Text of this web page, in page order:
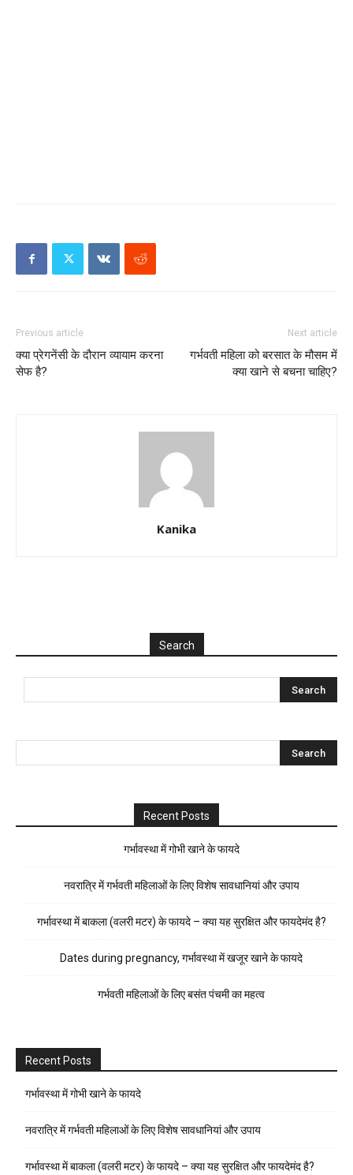
Previous article
क्या प्रेगनेंसी के दौरान व्यायाम करना
सेफ है?
Next article
गर्भवती महिला को बरसात के मौसम में
क्या खाने से बचना चाहिए?
Kanika
Search
Recent Posts
गर्भावस्था में गोभी खाने के फायदे
नवरात्रि में गर्भवती महिलाओं के लिए विशेष सावधानियां और उपाय
गर्भावस्था में बाकला (वलरी मटर) के फायदे – क्या यह सुरक्षित और फायदेमंद है?
Dates during pregnancy, गर्भावस्था में खजूर खाने के फायदे
गर्भवती महिलाओं के लिए बसंत पंचमी का महत्व
Recent Posts
गर्भावस्था में गोभी खाने के फायदे
नवरात्रि में गर्भवती महिलाओं के लिए विशेष सावधानियां और उपाय
गर्भावस्था में बाकला (वलरी मटर) के फायदे – क्या यह सुरक्षित और फायदेमंद है?